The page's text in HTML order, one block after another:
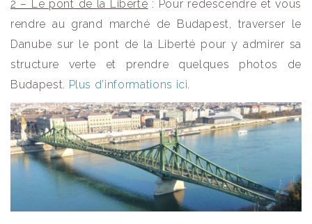
2 – Le pont de la Liberté : Pour redescendre et vous
rendre au grand marché de Budapest, traverser le
Danube sur le pont de la Liberté pour y admirer sa
structure verte et prendre quelques photos de
Budapest. Plus d’informations ici.